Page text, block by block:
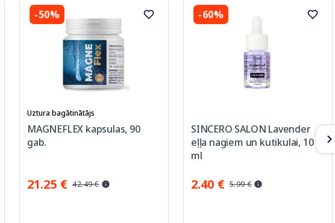
-50%
Uztura bagātinātājs
MAGNEFLEX kapsulas, 90
gab.
21.25 € 42.49 €
-60%
SINCERO SALON Lavender
eļļa nagiem un kutikulai, 10
ml
2.40 € 5.99 €